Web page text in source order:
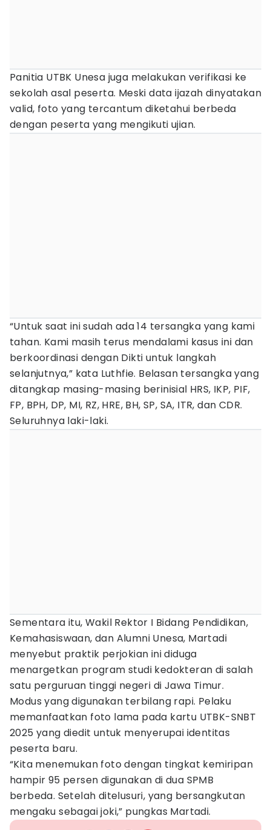
Panitia UTBK Unesa juga melakukan verifikasi ke
sekolah asal peserta. Meski data ijazah dinyatakan
valid, foto yang tercantum diketahui berbeda
dengan peserta yang mengikuti ujian.
“Untuk saat ini sudah ada 14 tersangka yang kami
tahan. Kami masih terus mendalami kasus ini dan
berkoordinasi dengan Dikti untuk langkah
selanjutnya,” kata Luthfie. Belasan tersangka yang
ditangkap masing-masing berinisial HRS, IKP, PIF,
FP, BPH, DP, MI, RZ, HRE, BH, SP, SA, ITR, dan CDR.
Seluruhnya laki-laki.
Sementara itu, Wakil Rektor I Bidang Pendidikan,
Kemahasiswaan, dan Alumni Unesa, Martadi
menyebut praktik perjokian ini diduga
menargetkan program studi kedokteran di salah
satu perguruan tinggi negeri di Jawa Timur.
Modus yang digunakan terbilang rapi. Pelaku
memanfaatkan foto lama pada kartu UTBK-SNBT
2025 yang diedit untuk menyerupai identitas
peserta baru.
“Kita menemukan foto dengan tingkat kemiripan
hampir 95 persen digunakan di dua SPMB
berbeda. Setelah ditelusuri, yang bersangkutan
mengaku sebagai joki,” pungkas Martadi.